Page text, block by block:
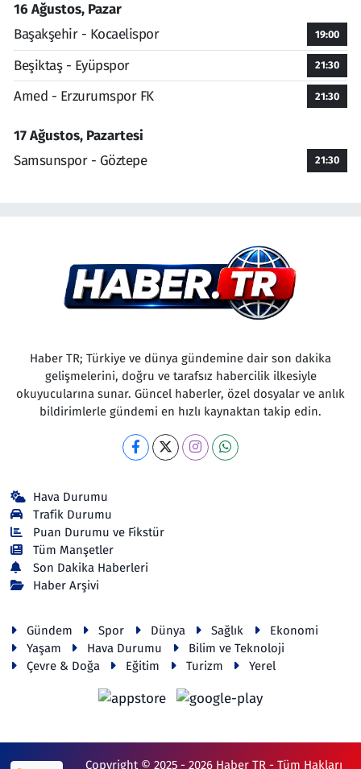
16 Ağustos, Pazar
Başakşehir - Kocaelispor
19:00
Beşiktaş - Eyüpspor 21:30
Amed - Erzurumspor FK 21:30
17 Ağustos, Pazartesi
Samsunspor - Göztepe
21:30
Haber TR; Türkiye ve dünya gündemine dair son dakika
gelişmelerini, doğru ve tarafsız habercilik ilkesiyle
okuyucularına sunar. Güncel haberler, özel dosyalar ve anlık
bildirimlerle gündemi en hızlı kaynaktan takip edin.
Hava Durumu
Trafik Durumu
Puan Durumu ve Fikstür
Tüm Manşetler
Son Dakika Haberleri
Haber Arşivi
Gündem Spor Dünya Sağlık
Ekonomi
Yaşam
Hava Durumu
Bilim ve Teknoloji
Çevre & Doğa
Eğitim Turizm Yerel
Copyright © 2025 - 2026 Haber TR - Tüm Hakları